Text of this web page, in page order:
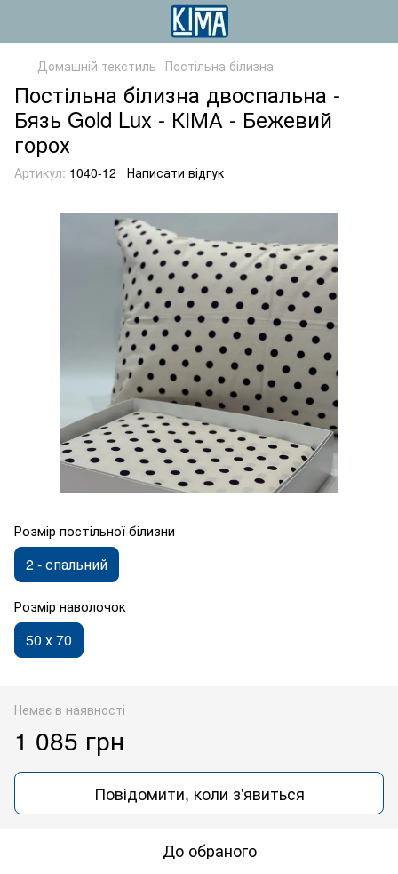
Домашній текстиль Постільна білизна
Постільна білизна двоспальна -
Бязь Gold Lux - КІМА - Бежевий
горох
Артикул: 1040-12 Написати відгук
Розмір постільної білизни
2 - спальний
Розмір наволочок
50 х 70
Немає в наявності
1 085 грн
Повідомити, коли з'явиться
До обраного